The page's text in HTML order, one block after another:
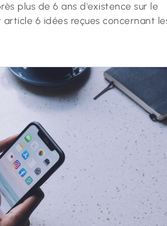
plus de 6 ans d'existence sur le
6 idées reçues concernant